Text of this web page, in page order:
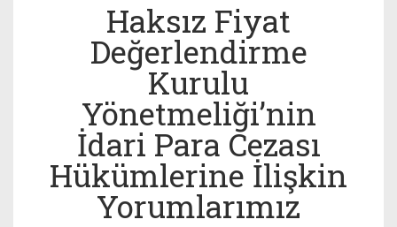
Haksız Fiyat
Değerlendirme
Kurulu
Yönetmeliği’nin
İdari Para Cezası
Hükümlerine İlişkin
Yorumlarımız